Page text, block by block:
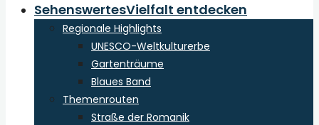
SehenswertesVielfalt entdecken
Regionale Highlights
UNESCO-Weltkulturerbe
Gartenträume
Blaues Band
Themenrouten
Straße der Romanik